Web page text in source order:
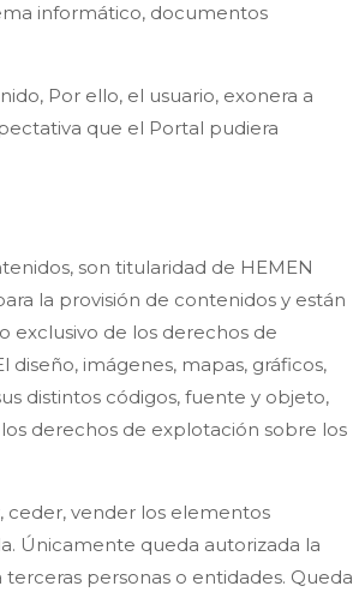
informático, documentos
Por ello, el usuario, exonera a
que el Portal pudiera
son titularidad de HEMEN
la provisión de contenidos y están
exclusivo de los derechos de
imágenes, mapas, gráficos,
distintos códigos, fuente y objeto,
derechos de explotación sobre los
ceder, vender los elementos
Únicamente queda autorizada la
personas o entidades. Queda